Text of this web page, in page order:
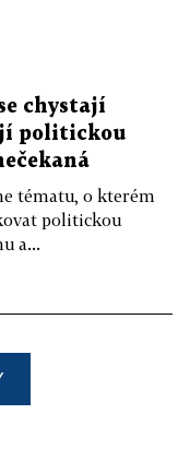
chystají
politickou
tématu, o kterém
politickou
a...